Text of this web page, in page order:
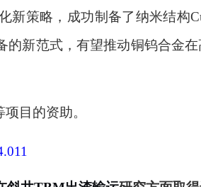
新策略，成功制备了纳米结构
新范式，有望推动铜钨合金
目的资助。